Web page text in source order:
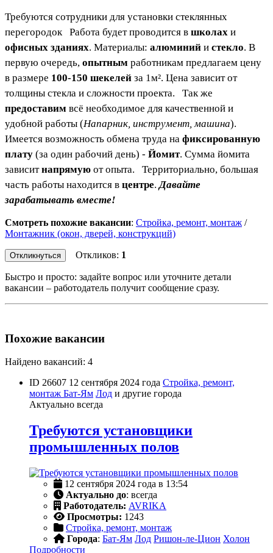
Требуются сотрудники для установки стеклянных
перегородок Работа будет проводится в школах и
офисных зданиях. Материалы: алюминий и стекло. В
первую очередь, опытным работникам предлагаем цену
в размере 100-150 шекелей за 1м². Цена зависит от
толщины стекла и сложности проекта. Так же
предоставим всё необходимое для качественной и
удобной работы (Напарник, инструмент, машина).
Имеется возможность обмена труда на фиксированную
плату (за один рабочий день) - Йомит. Сумма йомита
зависитнапрямую от опыта. Территориально, большая
часть работы находится в центре.Давайте
зарабатывать вместе!
Смотреть похожие вакансии: Стройка, ремонт, монтаж /
Монтажник (окон, дверей, конструкций)
Откликнуться Откликов: 1
Быстро и просто: задайте вопрос или уточните детали
вакансии – работодатель получит сообщение сразу.
Похожие вакансии
Найдено вакансий: 4
ID 26607 12 сентября 2024 года Стройка, ремонт,
монтаж Бат-Ям Лод и другие города
Актуально всегда
Требуются установщики
промышленных полов
12 сентября 2024 года в 13:54
Актуально до: всегда
Работодатель: AVRIKA
Просмотры: 1243
Стройка, ремонт, монтаж
Города: Бат-Ям Лод Ришон-ле-Цион Холон
Подробности